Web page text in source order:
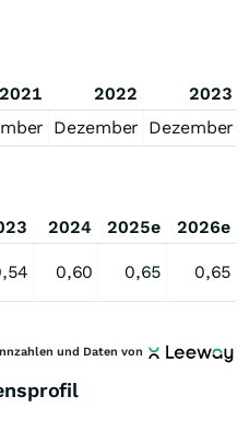
2021 2022
2023
Dezember Dezember
2024 2025e
2026e
0,60 0,65 0,65
und Daten von